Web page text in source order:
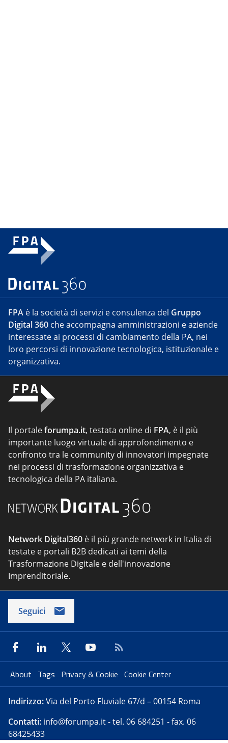
FPA è la società di servizi e consulenza del Gruppo
Digital 360 che accompagna amministrazioni e aziende
interessate ai processi di cambiamento della PA, nei
loro percorsi di innovazione tecnologica, istituzionale e
organizzativa.
Il portaleforumpa.it, testata online di FPA, è il più
importante luogo virtuale di approfondimento e
confronto tra le community di innovatori impegnate
nei processi di trasformazione organizzativa e
tecnologica della PA italiana.
Network Digital360 è il più grande network in Italia di
testate e portali B2B dedicati ai temi della
Trasformazione Digitale e dell'innovazione
Imprenditoriale.
Seguici
About Tags Privacy & Cookie Cookie Center
Indirizzo:Via del Porto Fluviale 67/d – 00154 Roma
Contatti: info@forumpa.it- tel. 06 684251 - fax. 06
68425433